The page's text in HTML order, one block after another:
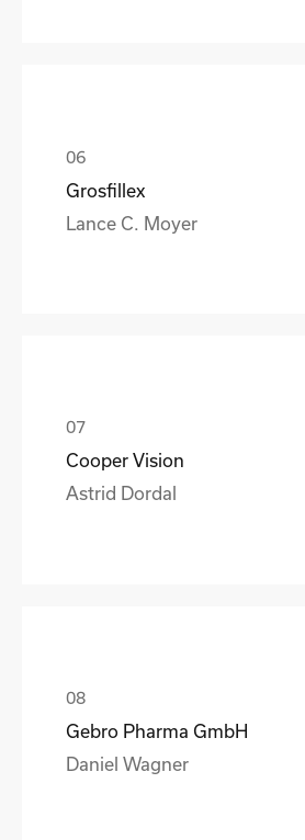
Grosfillex
Lance C. Moyer
Cooper Vision
Astrid Dordal
Gebro Pharma GmbH
Daniel Wagner